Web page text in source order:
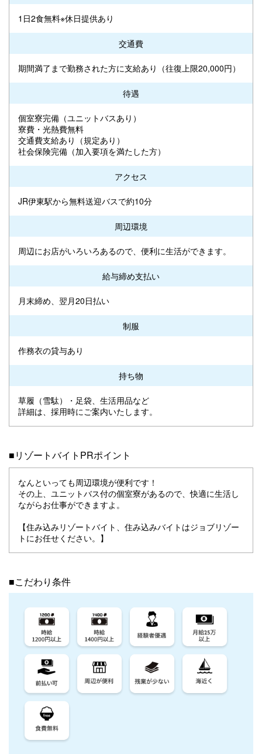
1日2食無料※休日提供あり
交通費
期間満了まで勤務された方に支給あり（往復上限20,000円）
待遇
個室寮完備（ユニットバスあり）
寮費・光熱費無料
交通費支給あり（規定あり）
社会保険完備（加入要項を満たした方）
アクセス
JR伊東駅から無料送迎バスで約10分
周辺環境
周辺にお店がいろいろあるので、便利に生活ができます。
給与締め支払い
月末締め、翌月20日払い
制服
作務衣の貸与あり
持ち物
草履（雪駄）・足袋、生活用品など
詳細は、採用時にご案内いたします。
■リゾートバイトPRポイント
なんといっても周辺環境が便利です！
その上、ユニットバス付の個室寮があるので、快適に生活し
ながらお仕事ができますよ。
【住み込みリゾートバイト、住み込みバイトはジョブリゾー
トにお任せください。】
■こだわり条件